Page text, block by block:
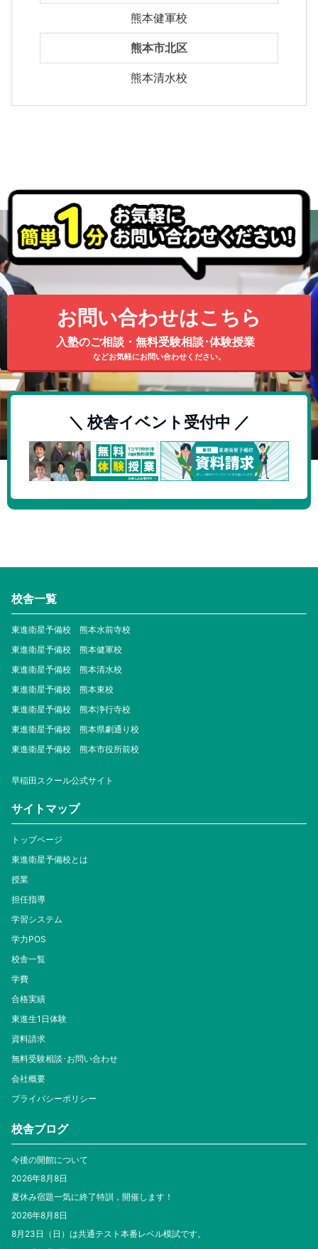
熊本健軍校
熊本市北区
熊本清水校
お問い合わせはこちら
入塾のご相談・無料受験相談･体験授業
などお気軽にお問い合わせください。
＼ 校舎イベント受付中 ／
校舎一覧
東進衛星予備校 熊本水前寺校
東進衛星予備校 熊本健軍校
東進衛星予備校 熊本清水校
東進衛星予備校 熊本東校
東進衛星予備校 熊本浄行寺校
東進衛星予備校 熊本県劇通り校
東進衛星予備校 熊本市役所前校
早稲田スクール公式サイト
サイトマップ
トップページ
東進衛星予備校とは
授業
担任指導
学習システム
学力POS
校舎一覧
学費
合格実績
東進生1日体験
資料請求
無料受験相談･お問い合わせ
会社概要
プライバシーポリシー
校舎ブログ
今後の開館について
2026年8月8日
夏休み宿題一気に終了特訓，開催します！
2026年8月8日
8月23日（日）は共通テスト本番レベル模試です。